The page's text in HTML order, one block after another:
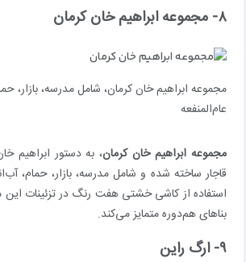
۸- مجموعه ابراهیم خان کرمان
مجموعه ابراهیم خان کرمان، شامل مدرسه، بازار،
عام‌المنفعه
مجموعه ابراهیم خان کرمان، به دستور ابراهیم
قاجار ساخته شده و شامل مدرسه، بازار، حمام،
استفاده از کاشی خشتی هفت رنگ در تزئینات این
بناهای هم‌دوره متمایز می‌کند.
۹- ارگ راین